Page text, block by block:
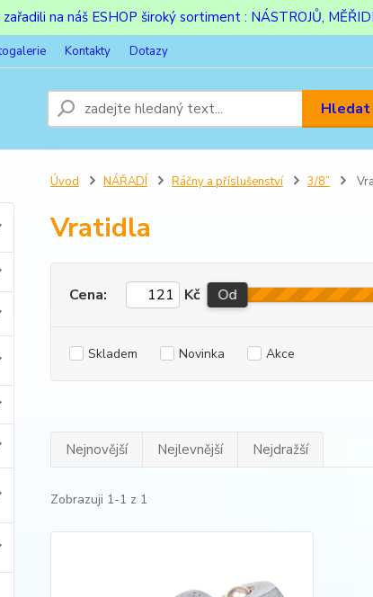
na náš ESHOP široký sortiment : NÁSTROJŮ,
Kontakty Dotazy
Hledat
Úvod NÁŘADÍ Ráčny a příslušenství 3/8”
Vratidla
Cena: Kč Od
Skladem Novinka Akce
Nejnovější Nejlevnější Nejdražší
Zobrazuji 1-1 z 1